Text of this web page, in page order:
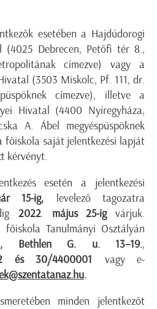
esetében a Hajdúdorogi
(4025 Debrecen, Petőfi tér 8.,
címezve) vagy a
(3503 Miskolc, Pf. 111, dr.
címezve), illetve a
Hivatal (4400 Nyíregyháza,
A. Ábel megyéspüspöknek
főiskola saját jelentkezési lapját
kérvényt.
esetén a jelentkezési
15-ig,
levelező tagozatra
2022. május 25-igvárjuk.
Tanulmányi Osztályán
Bethlen G. u. 13–19.,
és 30/4400001 vagy e-
.
minden jelentkezőt